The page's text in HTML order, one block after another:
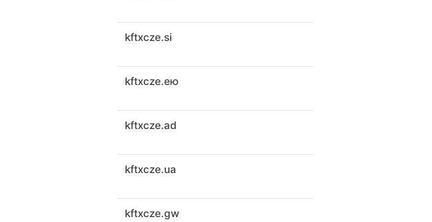
kftxcze.si
kftxcze.ею
kftxcze.ad
kftxcze.ua
kftxcze.gw